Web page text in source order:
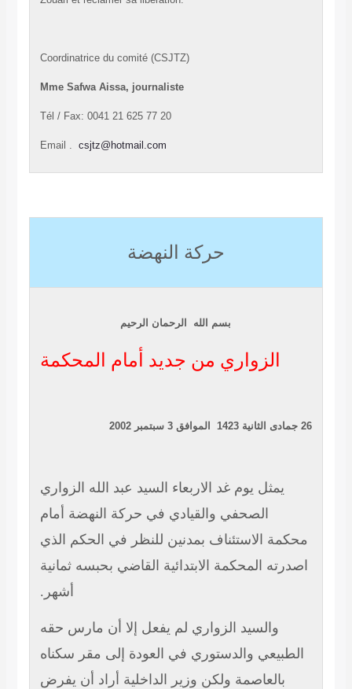
Coordinatrice du comité (CSJTZ)
Mme Safwa Aissa, journaliste
Tél / Fax: 0041 21 625 77 20
Email . csjtz@hotmail.com
حركة النهضة
بسم الله الرحمان الرحيم
الزواري من جديد أمام المحكمة
‏26‏ جمادى الثانية‏ 1423 الموافق
‏3‏ سبتمبر‏ 2002
يمثل يوم غد الاربعاء السيد عبد الله الزواري
الصحفي والقيادي في حركة النهضة أمام
محكمة الاستئناف بمدنين للنظر في الحكم الذي
اصدرته المحكمة الابتدائية القاضي بحبسه ثمانية
أشهر.
والسيد الزواري لم يفعل إلا أن مارس حقه
الطبيعي والدستوري في العودة إلى مقر سكناه
بالعاصمة ولكن وزير الداخلية أراد أن يفرض